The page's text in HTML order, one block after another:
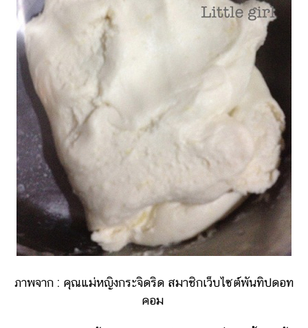
ภาพจาก : คุณแม่หญิงกระจิดริด สมาชิกเว็บไซต์พันทิปดอท
คอม